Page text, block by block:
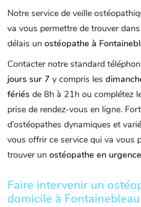
Notre service de veille
va vous permettre de trouver
délais un ostéopathe à
Contacter notre standard
jours sur 7 y compris les
fériés de 8h à 21h ou complétez
prise de rendez-vous en ligne.
d’ostéopathes dynamiques et
vous offrir ce service qui va vous
trouver un ostéopathe en
Faire intervenir un
domicile à Fontainebleau